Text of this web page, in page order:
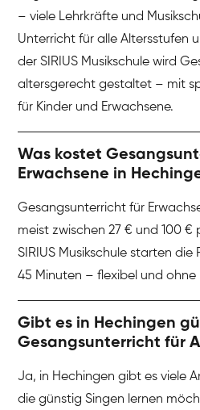
– viele Lehrkräfte und
Unterricht für alle Altersstufen
der SIRIUS Musikschule wird
altersgerecht gestaltet – mit
für Kinder und Erwachsene.
Was kostet
Erwachsene in
Gesangsunterricht für
meist zwischen 27 € und 100 €
SIRIUS Musikschule starten die
45 Minuten – flexibel und
Gibt es in Hechingen
Gesangsunterricht für
Ja, in Hechingen gibt es viele
die günstig Singen lernen